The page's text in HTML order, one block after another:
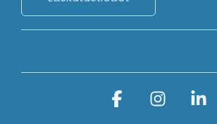
FacebookInstagram